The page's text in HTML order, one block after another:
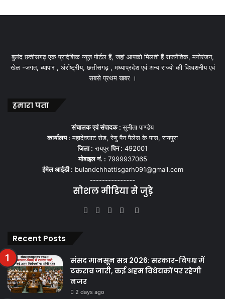
बुलंद छत्तीसगढ़ एक प्रादेशिक न्यूज़ पोर्टल हैं, जहां आपको मिलती हैं राजनैतिक, मनोरंजन,
खेल -जगत, व्यापार , अंर्राष्ट्रीय, छत्तीसगढ़ , मध्याप्रदेश एवं अन्य राज्यो की विश्वशनीय एवं
सबसे प्रथम खबर ।
हमारा पता
संचालक एवं संपादक :सुनीता पाण्डेय
कार्यालय : महादेवघाट रोड, रेणु पैन पैलेस के पास, रायपुरा
जिला : रायपुरपिन : 492001
मोबाइल नं. : 7999937065
ईमेल आईडी : bulandchhattisgarh091@gmail.com
---------------
सोशल मीडिया से जुड़े
Facebook
TwitterYouTubeInstagram
WhatsApp
Recent Posts
संसद मानसून सत्र 2026: सरकार-विपक्ष में
टकराव जारी, कई अहम विधेयकों पर रहेगी
नजर
2 days ago